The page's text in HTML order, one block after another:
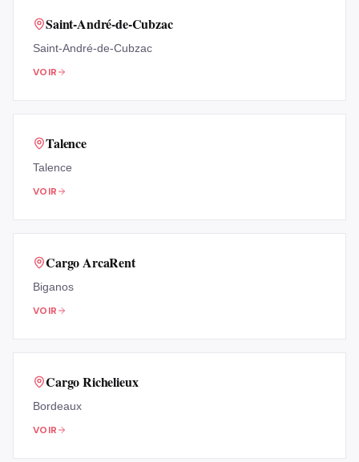
Saint-André-de-Cubzac
Saint-André-de-Cubzac
VOIR
Talence
Talence
VOIR
Cargo ArcaRent
Biganos
VOIR
Cargo Richelieux
Bordeaux
VOIR